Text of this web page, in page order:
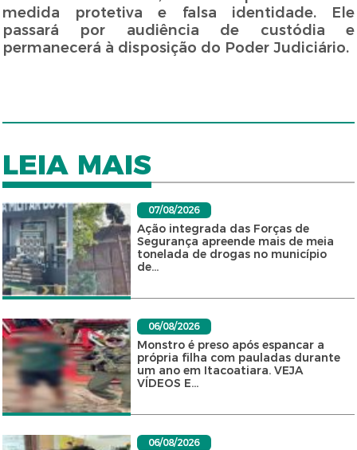
medida protetiva e falsa identidade. Ele
passará por audiência de custódia e
permanecerá à disposição do Poder Judiciário.
LEIA MAIS
07/08/2026
Ação integrada das Forças de
Segurança apreende mais de meia
tonelada de drogas no município
de...
06/08/2026
Monstro é preso após espancar a
própria filha com pauladas durante
um ano em Itacoatiara. VEJA
VÍDEOS E...
06/08/2026